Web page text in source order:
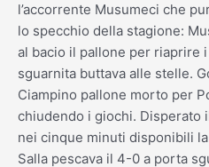
l’accorrente Musumeci che
lo specchio della stagione:
al bacio il pallone per riaprire
sguarnita buttava alle stelle.
Ciampino pallone morto per
chiudendo i giochi. Disperato
nei cinque minuti disponibili
Salla pescava il 4-0 a porta